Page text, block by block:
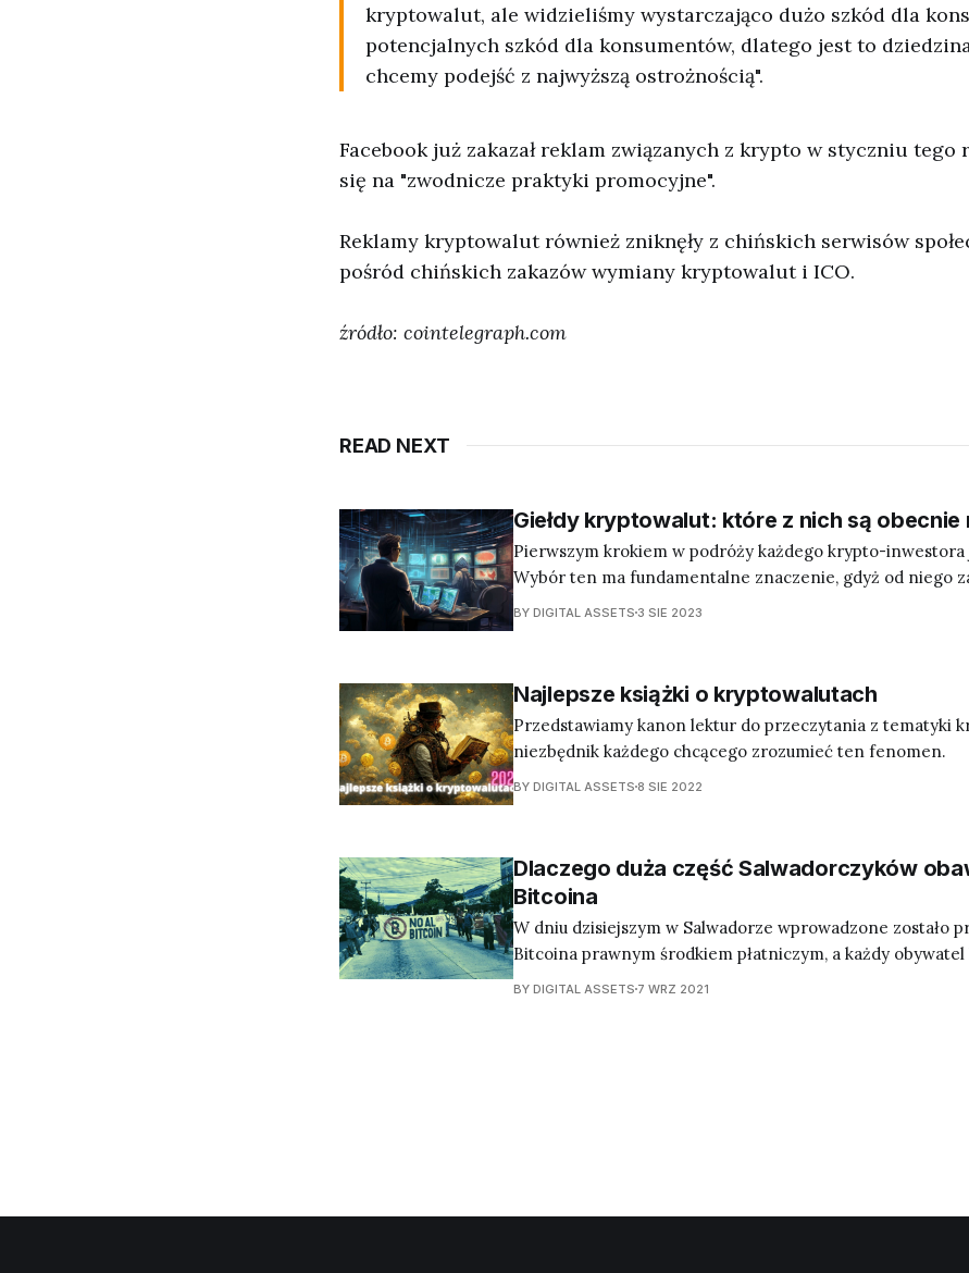
kryptowalut, ale widzieliśmy wystarczająco dużo szkód dla
potencjalnych szkód dla konsumentów, dlatego jest to
chcemy podejść z najwyższą ostrożnością".
Facebook już zakazał reklam związanych z krypto w styczniu tego
się na "zwodnicze praktyki promocyjne".
Reklamy kryptowalut również zniknęły z chińskich serwisów
pośród chińskich zakazów wymiany kryptowalut i ICO.
źródło: cointelegraph.com
READ NEXT
Giełdy kryptowalut: które z nich są obecnie
Pierwszym krokiem w podróży każdego krypto-inwestora
Wybór ten ma fundamentalne znaczenie, gdyż od niego
BY DIGITAL ASSETS 3 SIE 2023
Najlepsze książki o kryptowalutach
Przedstawiamy kanon lektur do przeczytania z tematyki
niezbędnik każdego chcącego zrozumieć ten fenomen.
BY DIGITAL ASSETS 8 SIE 2022
Dlaczego duża część Salwadorczyków
Bitcoina
W dniu dzisiejszym w Salwadorze wprowadzone zostało
Bitcoina prawnym środkiem płatniczym, a każdy obywatel
BY DIGITAL ASSETS 7 WRZ 2021